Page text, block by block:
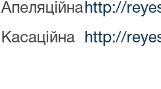
Апеляційна http://
Касаційна http://